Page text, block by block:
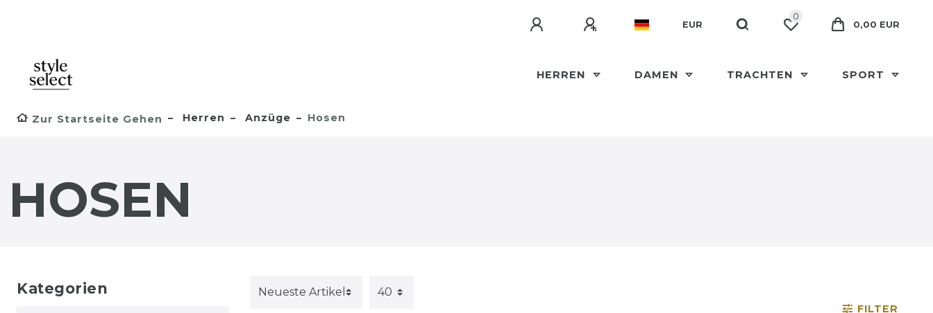
EUR
0
0,00 EUR
HERREN DAMEN TRACHTEN SPORT
Zur Startseite Gehen Herren Anzüge Hosen
HOSEN
Kategorien
FILTER